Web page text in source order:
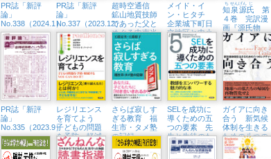
PR誌「新評
論」
No.338（2024.1）
PR誌「新評
論」
No.337（2023.12）
超時空通信
鉱山地質技師
であった父と
めぐる中南米
メイド・イ
ン・ヒタチ
企業城下町日
立地区と中小
企業の未来
知
ち
泉
せん
源
げん
氏
じ
第
４巻 完訳漫
画『源氏物
語』
PR誌「新評
論」
No.335（2023.9）
レジリエンス
を育てよう
子どもの問題
を予防・軽減
するYOU CAN
DO IT!
さらば寂しす
ぎる教育 福
生市・タメ塾
の記録
SELを成功に
導くための五
つの要素 先
生と生徒のた
めのアクティ
ビティー集
ガイアに向き
合う 新気候
体制を生きる
ための八つの
レクチャー